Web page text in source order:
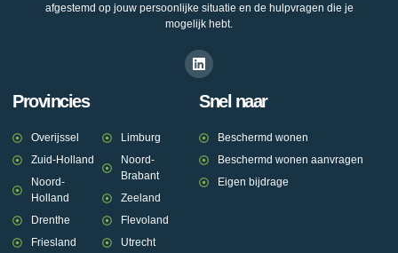
afgestemd op jouw persoonlijke situatie en de hulpvragen die je
mogelijk hebt.
Provincies
Overijssel
Zuid-Holland
Noord-
Holland
Drenthe
Friesland
Limburg
Noord-
Brabant
Zeeland
Flevoland
Utrecht
Snel naar
Beschermd wonen
Beschermd wonen aanvragen
Eigen bijdrage